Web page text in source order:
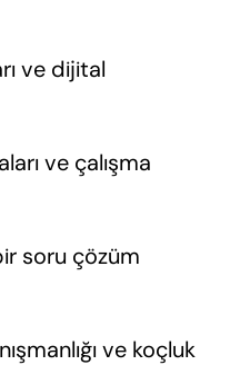
ve dijital
ve çalışma
soru çözüm
ve koçluk